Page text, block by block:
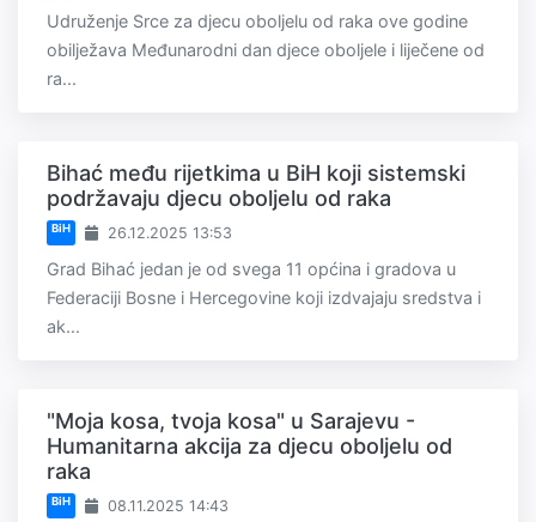
Udruženje Srce za djecu oboljelu od raka ove godine
obilježava Međunarodni dan djece oboljele i liječene od
ra...
Bihać među rijetkima u BiH koji sistemski
podržavaju djecu oboljelu od raka
BiH 26.12.2025 13:53
Grad Bihać jedan je od svega 11 općina i gradova u
Federaciji Bosne i Hercegovine koji izdvajaju sredstva i
ak...
"Moja kosa, tvoja kosa" u Sarajevu -
Humanitarna akcija za djecu oboljelu od
raka
BiH 08.11.2025 14:43